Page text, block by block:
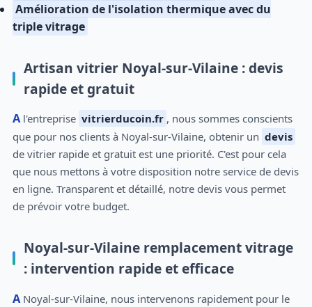
Amélioration de l'isolation thermique avec du
triple vitrage
Artisan vitrier Noyal-sur-Vilaine : devis
rapide et gratuit
A l'entreprise vitrierducoin.fr , nous sommes conscients
que pour nos clients à Noyal-sur-Vilaine, obtenir un devis
de vitrier rapide et gratuit est une priorité. C'est pour cela
que nous mettons à votre disposition notre service de devis
en ligne. Transparent et détaillé, notre devis vous permet
de prévoir votre budget.
Noyal-sur-Vilaine remplacement vitrage
: intervention rapide et efficace
A Noyal-sur-Vilaine, nous intervenons rapidement pour le